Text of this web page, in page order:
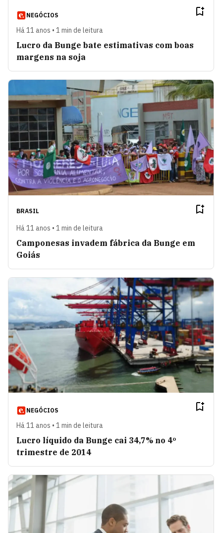
NEGÓCIOS
Há 11 anos • 1 min de leitura
Lucro da Bunge bate estimativas com boas
margens na soja
BRASIL
Há 11 anos • 1 min de leitura
Camponesas invadem fábrica da Bunge em
Goiás
NEGÓCIOS
Há 11 anos • 1 min de leitura
Lucro líquido da Bunge cai 34,7% no 4º
trimestre de 2014